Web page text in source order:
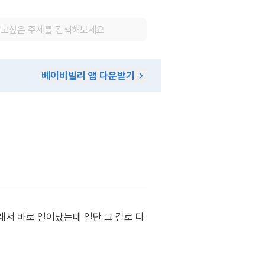
베이비빌리 앱 다운받기
서 바로 일어났는데 일단 그 길로 다